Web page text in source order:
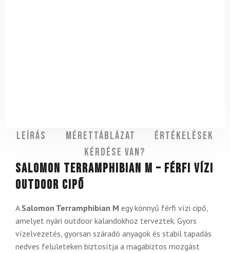
Leírás Mérettáblázat
Értékelések
Kérdése van?
Salomon Terramphibian M – férfi vízi
outdoor cipő
A Salomon Terramphibian M egy könnyű férfi vízi cipő,
amelyet nyári outdoor kalandokhoz terveztek. Gyors
vízelvezetés, gyorsan száradó anyagok és stabil tapadás
nedves felületeken biztosítja a magabiztos mozgást